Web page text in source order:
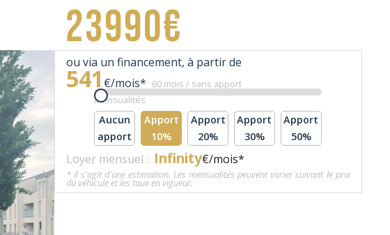
23990€
ou via un financement, à partir de
541 €/mois* 60 mois / sans apport
Mensualités
Aucun
apport
Apport
10%
Apport
20%
Apport
30%
Apport
50%
Loyer mensuel : Infinity€/mois*
* Il s'agit d'une estimation. Les mensualités peuvent varier suivant le prix
du véhicule et les taux en vigueur.